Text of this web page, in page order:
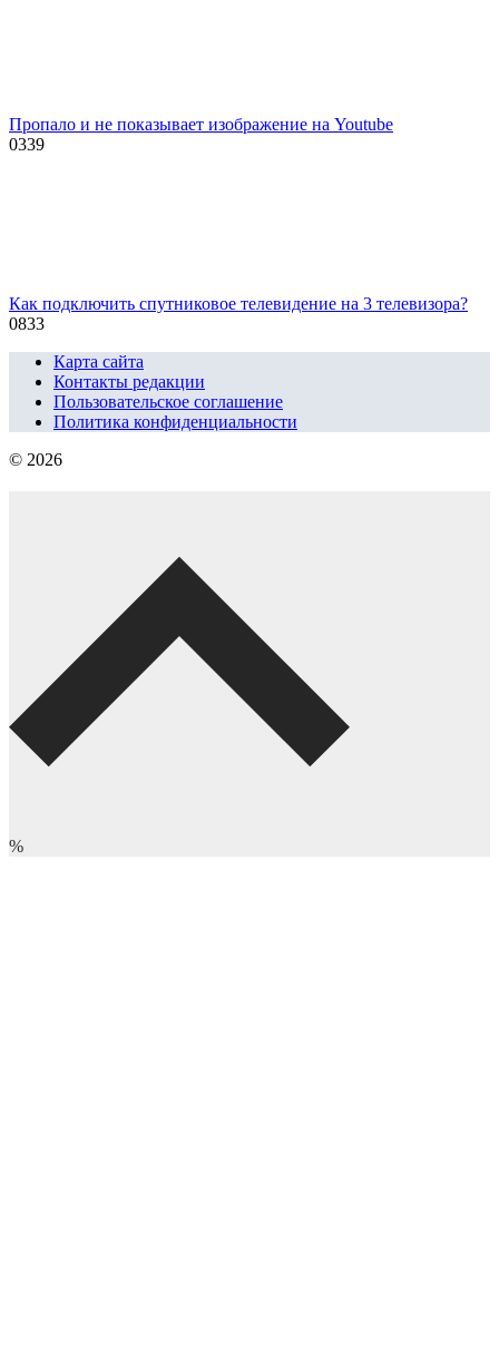
Пропало и не показывает изображение на Youtube
0339
Как подключить спутниковое телевидение на 3 телевизора?
0833
Карта сайта
Контакты редакции
Пользовательское соглашение
Политика конфиденциальности
© 2026
%